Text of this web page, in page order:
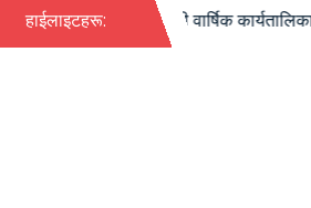
हाईलाइटहरू:
०८४ को पदपूर्ति सम्बन्धी वार्षिक कार्यतालिका